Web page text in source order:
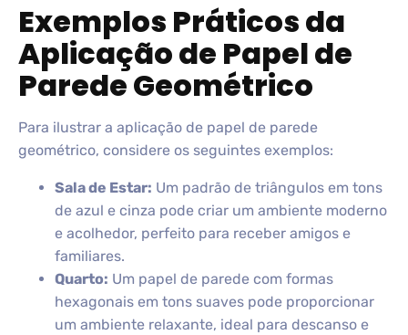
Exemplos Práticos da
Aplicação de Papel de
Parede Geométrico
Para ilustrar a aplicação de papel de parede
geométrico, considere os seguintes exemplos:
Sala de Estar: Um padrão de triângulos em tons
de azul e cinza pode criar um ambiente moderno
e acolhedor, perfeito para receber amigos e
familiares.
Quarto: Um papel de parede com formas
hexagonais em tons suaves pode proporcionar
um ambiente relaxante, ideal para descanso e